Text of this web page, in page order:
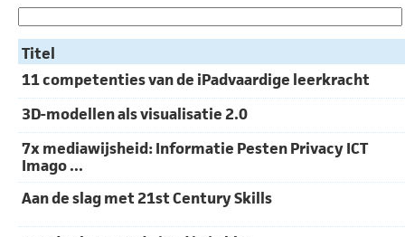
Titel
11 competenties van de iPadvaardige leerkracht
3D-modellen als visualisatie 2.0
7x mediawijsheid: Informatie Pesten Privacy ICT
Imago ...
Aan de slag met 21st Century Skills